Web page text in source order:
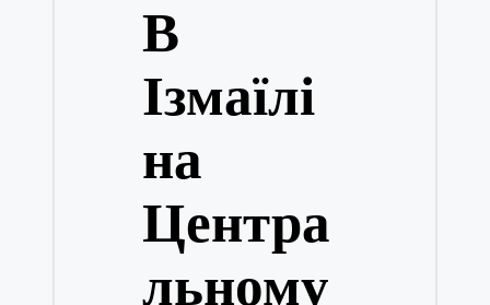
В
Ізмаїлі
на
Центра
льному